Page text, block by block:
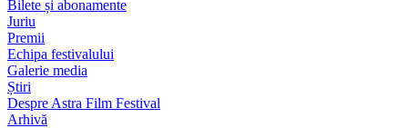
Bilete și abonamente
Juriu
Premii
Echipa festivalului
Galerie media
Știri
Despre Astra Film Festival
Arhivă